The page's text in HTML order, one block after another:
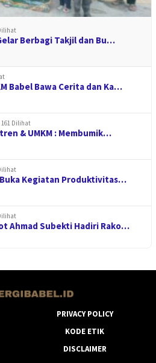
Berbagi Takjil dan Bu…
Babel Bawa Cerita dan Ka…
161 Dilihat
& UMKM : Membumik…
Buka Kegiatan Produktivitas…
Ahmad Subekti Hadiri Rako…
PRIVACY POLICY
KODE ETIK
DISCLAIMER